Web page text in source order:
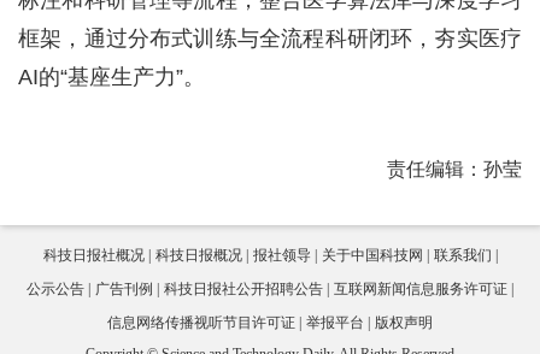
框架，通过分布式训练与全流程科研闭环，夯实医疗
AI的“基座生产力”。
责任编辑：孙莹
科技日报社概况 科技日报概况 报社领导 关于中国科技网
联系我们
公示公告
广告刊例 科技日报社公开招聘公告
互联网新闻信息服务许可证
信息网络传播视听节目许可证
举报平台
版权声明